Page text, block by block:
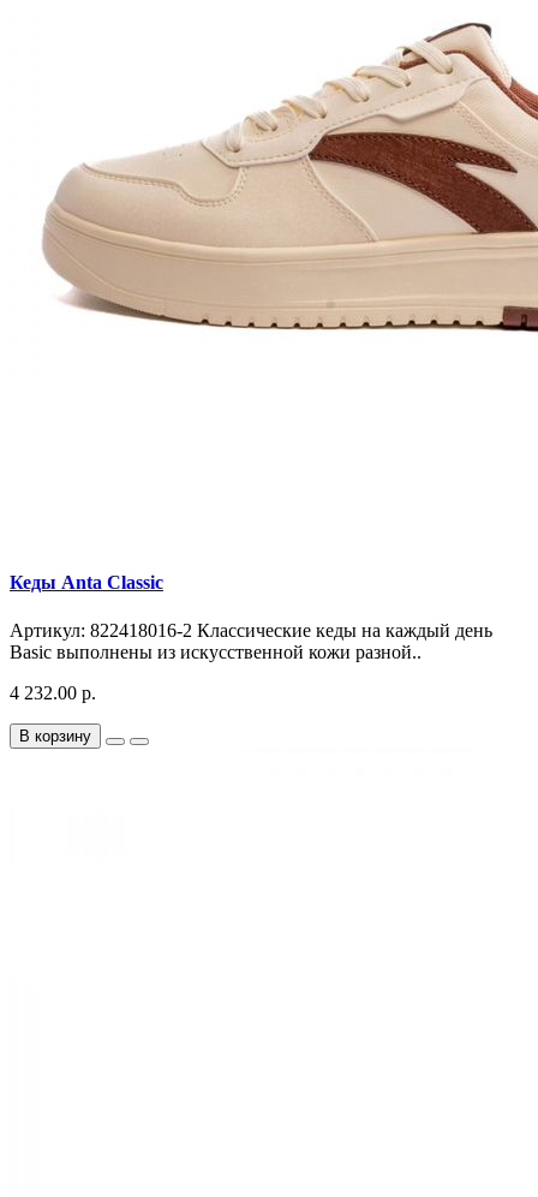
Кеды Anta Classic
Артикул: 822418016-2 Классические кеды на каждый день
Basic выполнены из искусственной кожи разной..
4 232.00 р.
В корзину